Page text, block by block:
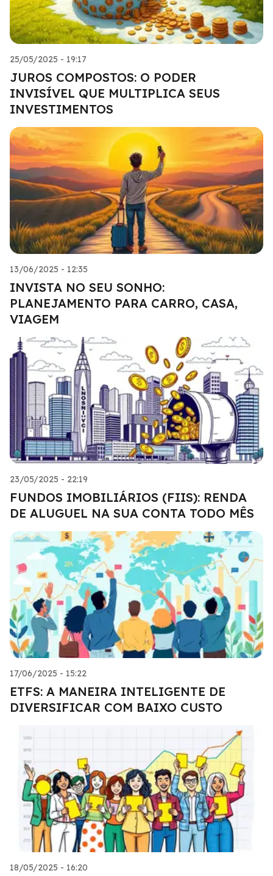
25/05/2025 - 19:17
JUROS COMPOSTOS: O PODER
INVISÍVEL QUE MULTIPLICA SEUS
INVESTIMENTOS
13/06/2025 - 12:35
INVISTA NO SEU SONHO:
PLANEJAMENTO PARA CARRO, CASA,
VIAGEM
23/05/2025 - 22:19
FUNDOS IMOBILIÁRIOS (FIIS): RENDA
DE ALUGUEL NA SUA CONTA TODO MÊS
17/06/2025 - 15:22
ETFS: A MANEIRA INTELIGENTE DE
DIVERSIFICAR COM BAIXO CUSTO
18/05/2025 - 16:20